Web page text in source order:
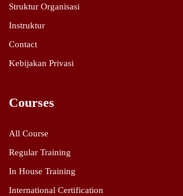
Struktur Organisasi
Instruktur
Contact
Kebijakan Privasi
Courses
All Course
Regular Training
In House Training
International Certification